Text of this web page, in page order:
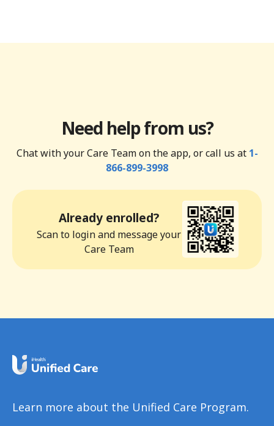
Need help from us?
Chat with your Care Team on the app, or call us at 1-
866-899-3998
Already enrolled?
Scan to login and message your
Care Team
Learn more about the Unified Care Program.